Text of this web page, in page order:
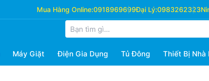
Mua Hàng Online:0918969699Đại Lý:0983262323
Máy Giặt Điện Gia Dụng Tủ Đông Thiết Bị Nhà